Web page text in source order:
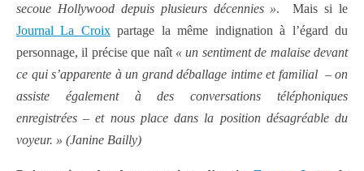
secoue Hollywood depuis plusieurs décennies ». Mais si le
Journal La Croixpartage la même indignation à l’égard du
personnage, il précise que naît « un sentiment de malaise devant
ce qui s’apparente à un grand déballage intime et familial – on
assiste également à des conversations téléphoniques
enregistrées – et nous place dans la position désagréable du
voyeur. » (Janine Bailly)